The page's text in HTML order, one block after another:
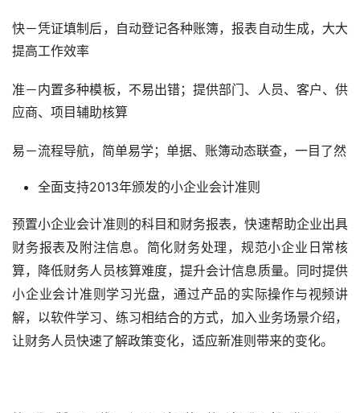
快－凭证填制后，自动登记各种账簿，报表自动生成，大大
提高工作效率
准－内置多种模板，不易出错；提供部门、人员、客户、供
应商、项目辅助核算
易－流程导航，简单易学；单据、账簿动态联查，一目了然
全面支持2013年颁发的小企业会计准则
预置小企业会计准则的科目和财务报表，快速帮助企业出具
财务报表及附注信息。简化财务处理，规范小企业日常核
算，降低财务人员核算难度，提升会计信息质量。同时提供
小企业会计准则学习光盘，通过产品的实际操作与视频讲
解，以软件学习、练习相结合的方式，加入业务场景介绍，
让财务人员快速了解政策变化，适应新准则带来的变化。